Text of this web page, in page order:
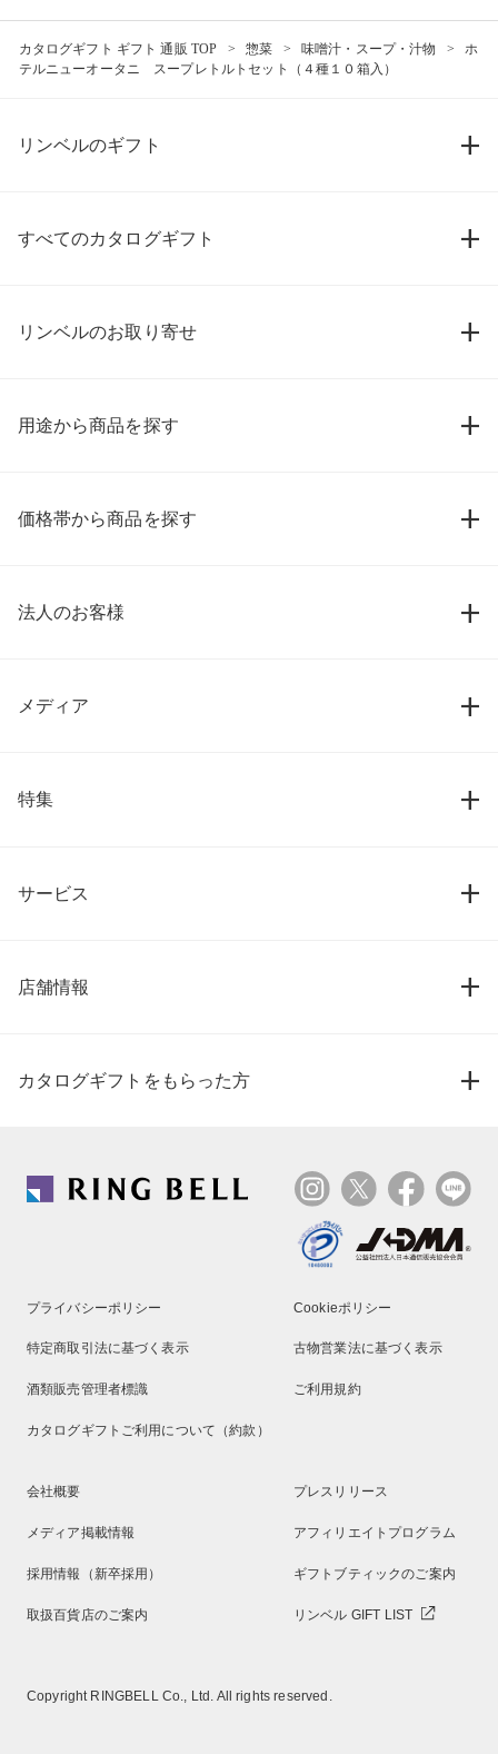
カタログギフト ギフト 通販 TOP 惣菜 味噌汁・スープ・汁物
ホ
テルニューオータニ スープレトルトセット（４種１０箱入）
リンベルのギフト
すべてのカタログギフト
リンベルのお取り寄せ
用途から商品を探す
価格帯から商品を探す
法人のお客様
メディア
特集
サービス
店舗情報
カタログギフトをもらった方
プライバシーポリシー Cookieポリシー
特定商取引法に基づく表示 古物営業法に基づく表示
酒類販売管理者標識 ご利用規約
カタログギフトご利用について（約款）
会社概要 プレスリリース
メディア掲載情報 アフィリエイトプログラム
採用情報（新卒採用） ギフトブティックのご案内
取扱百貨店のご案内 リンベル GIFT LIST
Copyright RINGBELL Co., Ltd. All rights reserved.